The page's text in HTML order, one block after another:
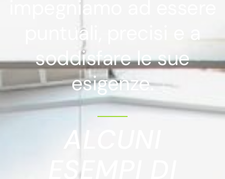
impegniamo ad essere
puntuali, precisi e a
soddisfare le sue
esigenze.
ALCUNI
ESEMPI DI